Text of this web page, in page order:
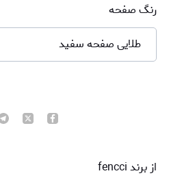
رنگ صفحه
طلایی صفحه سفید
از برند fencci